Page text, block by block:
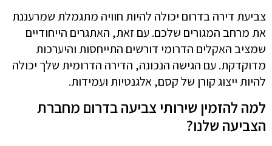
צביעת דירה בדרום יכולה להיות חוויה מתגמלת שמרעננת
את מרחב המגורים שלכם. עם זאת, האתגרים הייחודיים
שמציב האקלים הדרומי דורשים התייחסות והיערכות
מדוקדקת. עם הגישה הנכונה, הדירה הדרומית שלך יכולה
להיות ייצוג קורן של קסם, אלגנטיות ועמידות.
למה להזמין שירותי צביעה בדרום מחברת
הצביעה שלנו?